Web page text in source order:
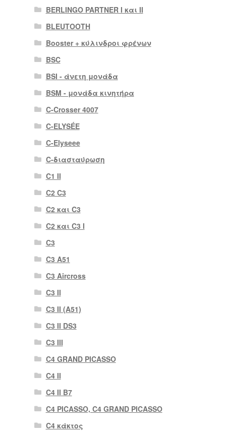
BERLINGO PARTNER I και II
BLEUTOOTH
Booster + κύλινδροι φρένων
BSC
BSI - άνετη μονάδα
BSM - μονάδα κινητήρα
C-Crosser 4007
C-ELYSÉE
C-Elyseee
C-διασταύρωση
C1 II
C2 C3
C2 και C3
C2 και C3 I
C3
C3 A51
C3 Aircross
C3 II
C3 II (A51)
C3 II DS3
C3 III
C4 GRAND PICASSO
C4 II
C4 II B7
C4 PICASSO, C4 GRAND PICASSO
C4 κάκτος